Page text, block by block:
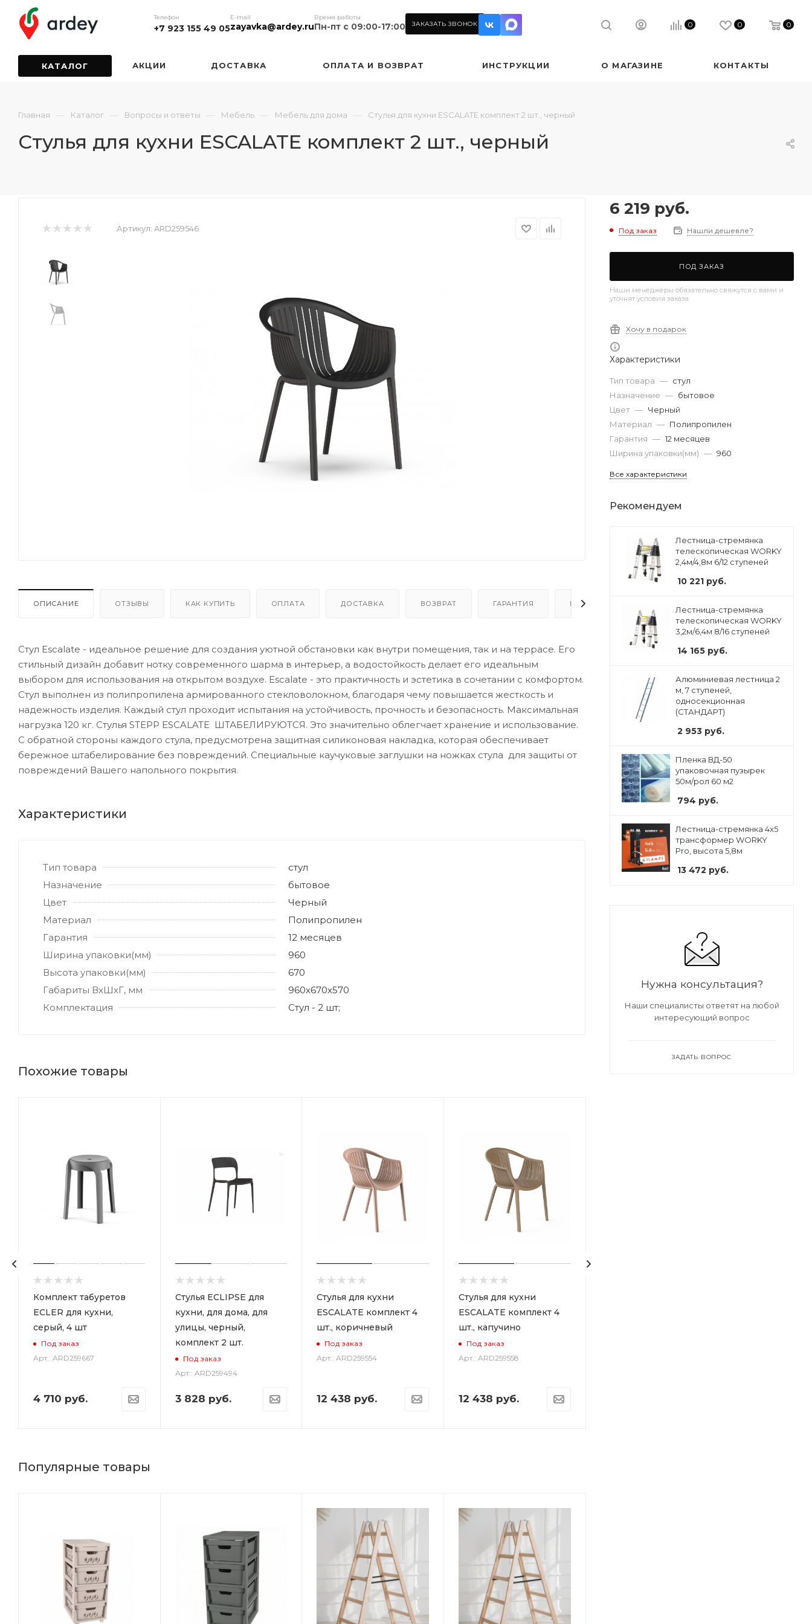
Телефон
+7 923 155 49 05
E-mail
zayavka@ardey.ru
Время работы
Пн-пт с 09:00-17:00 ЗАКАЗАТЬ ЗВОНОК 0 0 0
КАТАЛОГ АКЦИИ ДОСТАВКА ОПЛАТА И ВОЗВРАТ ИНСТРУКЦИИ О МАГАЗИНЕ КОНТАКТЫ
Главная — Каталог — Вопросы и ответы — Мебель — Мебель для дома — Стулья для кухни ESCALATE комплект 2 шт., черный
Стулья для кухни ESCALATE комплект 2 шт., черный
Артикул: ARD259546
ОПИСАНИЕ ОТЗЫВЫ КАК КУПИТЬ ОПЛАТА ДОСТАВКА ВОЗВРАТ ГАРАНТИЯ ВОПРОС-ОТВЕТ
Стул Escalate - идеальное решение для создания уютной обстановки как внутри помещения, так и на террасе. Его
стильный дизайн добавит нотку современного шарма в интерьер, а водостойкость делает его идеальным
выбором для использования на открытом воздухе. Escalate - это практичность и эстетика в сочетании с комфортом.
Стул выполнен из полипропилена армированного стекловолокном, благодаря чему повышается жесткость и
надежность изделия. Каждый стул проходит испытания на устойчивость, прочность и безопасность. Максимальная
нагрузка 120 кг. Стулья STEPP ESCALATE ШТАБЕЛИРУЮТСЯ. Это значительно облегчает хранение и использование.
С обратной стороны каждого стула, предусмотрена защитная силиконовая накладка, которая обеспечивает
бережное штабелирование без повреждений. Специальные каучуковые заглушки на ножках стула для защиты от
повреждений Вашего напольного покрытия.
Характеристики
Тип товара
стул
Назначение
бытовое
Цвет
Черный
Материал
Полипропилен
Гарантия
12 месяцев
Ширина упаковки(мм)
960
Высота упаковки(мм)
670
Габариты ВхШхГ, мм
960х670х570
Комплектация
Стул - 2 шт;
Похожие товары
Комплект табуретов
ECLER для кухни,
серый, 4 шт
Под заказ
Арт.: ARD259667
4 710 руб.
Стулья ECLIPSE для
кухни, для дома, для
улицы, черный,
комплект 2 шт.
Под заказ
Арт.: ARD259494
3 828 руб.
Стулья для кухни
ESCALATE комплект 4
шт., коричневый
Под заказ
Арт.: ARD259554
12 438 руб.
Стулья для кухни
ESCALATE комплект 4
шт., капучино
Под заказ
Арт.: ARD259558
12 438 руб.
Популярные товары
6 219 руб.
Под заказ Нашли дешевле?
ПОД ЗАКАЗ
Наши менеджеры обязательно свяжутся с вами и
уточнят условия заказа
Хочу в подарок
Характеристики
Тип товара — стул
Назначение — бытовое
Цвет — Черный
Материал — Полипропилен
Гарантия — 12 месяцев
Ширина упаковки(мм) — 960
Все характеристики
Рекомендуем
Лестница-стремянка
телескопическая WORKY
2,4м/4,8м 6/12 ступеней
10 221 руб.
Лестница-стремянка
телескопическая WORKY
3,2м/6,4м 8/16 ступеней
14 165 руб.
Алюминиевая лестница 2
м, 7 ступеней,
односекционная
(СТАНДАРТ)
2 953 руб.
Пленка ВД-50
упаковочная пузырек
50м/рол 60 м2
794 руб.
Лестница-стремянка 4x5
трансформер WORKY
Pro, высота 5,8м
13 472 руб.
Нужна консультация?
Наши специалисты ответят на любой
интересующий вопрос
ЗАДАТЬ ВОПРОС